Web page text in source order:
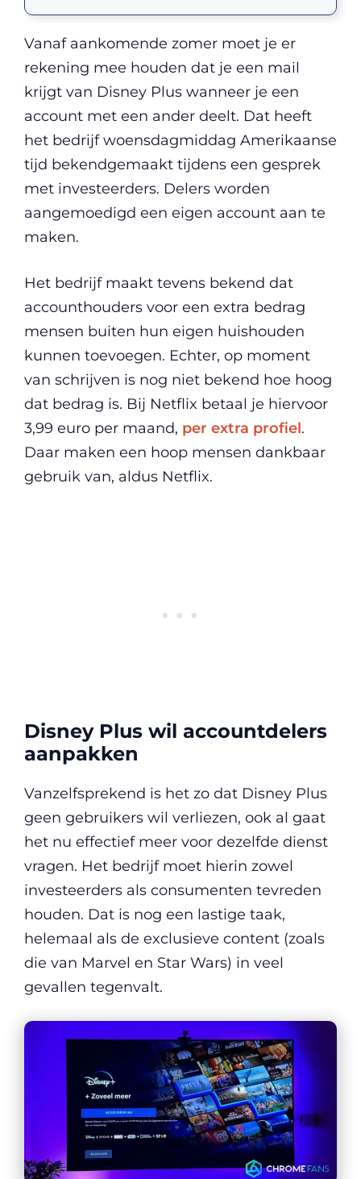
Vanaf aankomende zomer moet je er
rekening mee houden dat je een mail
krijgt van Disney Plus wanneer je een
account met een ander deelt. Dat heeft
het bedrijf woensdagmiddag Amerikaanse
tijd bekendgemaakt tijdens een gesprek
met investeerders. Delers worden
aangemoedigd een eigen account aan te
maken.
Het bedrijf maakt tevens bekend dat
accounthouders voor een extra bedrag
mensen buiten hun eigen huishouden
kunnen toevoegen. Echter, op moment
van schrijven is nog niet bekend hoe hoog
dat bedrag is. Bij Netflix betaal je hiervoor
3,99 euro per maand, per extra profiel.
Daar maken een hoop mensen dankbaar
gebruik van, aldus Netflix.
Disney Plus wil accountdelers
aanpakken
Vanzelfsprekend is het zo dat Disney Plus
geen gebruikers wil verliezen, ook al gaat
het nu effectief meer voor dezelfde dienst
vragen. Het bedrijf moet hierin zowel
investeerders als consumenten tevreden
houden. Dat is nog een lastige taak,
helemaal als de exclusieve content (zoals
die van Marvel en Star Wars) in veel
gevallen tegenvalt.